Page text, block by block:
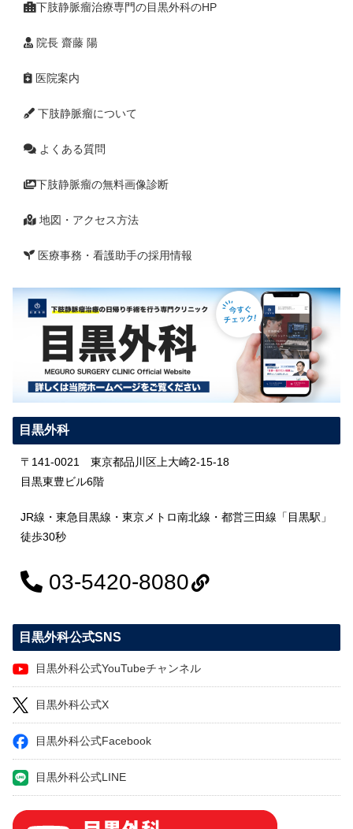
下肢静脈瘤治療専門の目黒外科のHP
院長 齋藤 陽
医院案内
下肢静脈瘤について
よくある質問
下肢静脈瘤の無料画像診断
地図・アクセス方法
医療事務・看護助手の採用情報
目黒外科
〒141-0021 東京都品川区上大崎2-15-18
目黒東豊ビル6階
JR線・東急目黒線・東京メトロ南北線・都営三田線「目黒駅」
徒歩30秒
03-5420-8080
目黒外科公式SNS
目黒外科公式YouTubeチャンネル
目黒外科公式X
目黒外科公式Facebook
目黒外科公式LINE